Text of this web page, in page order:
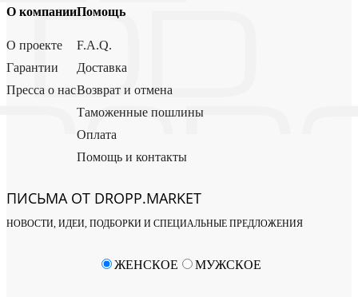
О компании
О проекте
Гарантии
Пресса о нас
Помощь
F.A.Q.
Доставка
Возврат и отмена
Таможенные пошлины
Оплата
Помощь и контакты
ПИСЬМА ОТ DROPP.MARKET
НОВОСТИ, ИДЕИ, ПОДБОРКИ И СПЕЦИАЛЬНЫЕ ПРЕДЛОЖЕНИЯ
ЖЕНСКОЕ МУЖСКОЕ